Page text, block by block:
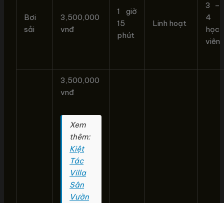
Bơi
sải
3,500,000
vnđ
1 giờ
15
phút
Linh hoạt
3 –
4
học
viên
3,500,000
vnđ
Xem
thêm:
Kiệt
Tác
Villa
Sân
Vườn